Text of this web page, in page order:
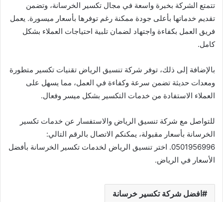
تتمتع الشركة بخبرة واسعة في مجال تكسير الخرسانة، وتضمن
تقديم خدماتها بأعلى جودة ممكنة رغم توفرها بأسعار ميسورة. يعمل
فريق العمل بكفاءة واجتهاد لضمان تلبية احتياجات العملاء بشكل
كامل.
بالإضافة إلى ذلك، توفر شركة تنسيق الرياض تقنيات تكسير متطورة
ومعدات حديثة تضمن سرعة وكفاءة في العمل، مما يسهل على
العملاء الاستفادة من خدمات التكسير بشكل ميسر وفعال.
للتواصل مع شركة تنسيق الرياض والاستفسار عن خدمات تكسير
الخرسانة بأسعار مقبولة، يمكنكم الاتصال بالرقم التالي:
0501956996. اختر تنسيق الرياض لخدمات تكسير الخرسانة بأفضل
الأسعار في الرياض.
افضل شركة تكسير خرسانة